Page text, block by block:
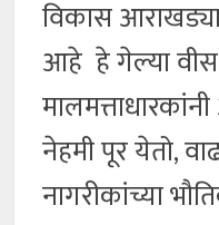
विकास
आहे हे गेल्या
नेहमी पूर येतो,
नागरीकांच्या